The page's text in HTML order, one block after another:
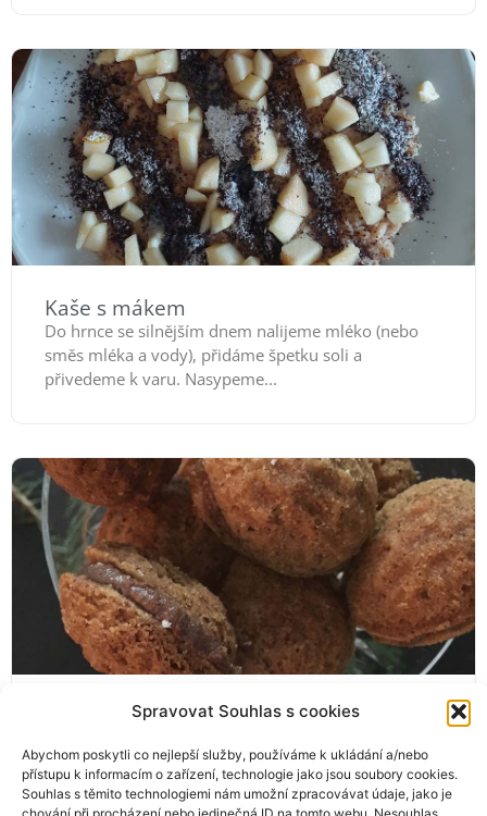
Spravovat Souhlas s cookies
Abychom poskytli co nejlepší služby, používáme k ukládání a/nebo
přístupu k informacím o zařízení, technologie jako jsou soubory cookies.
Souhlas s těmito technologiemi nám umožní zpracovávat údaje, jako je
Kaše s mákem
Do hrnce se silnějším dnem nalijeme mléko (nebo
směs mléka a vody), přidáme špetku soli a
přivedeme k varu. Nasypeme...
plněného oříškovým krémem. Tradiční vánoční
ořechové cukroví, které po odležení krásně
změkne....